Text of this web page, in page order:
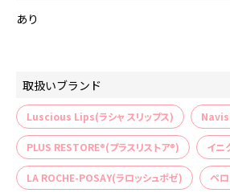
あり
取扱いブランド
Luscious Lips(ラシャ スリップス)
PLUS RESTORE®(プラスリストア®) イニ
LA ROCHE-POSAY(ラロッシュポゼ) ペ